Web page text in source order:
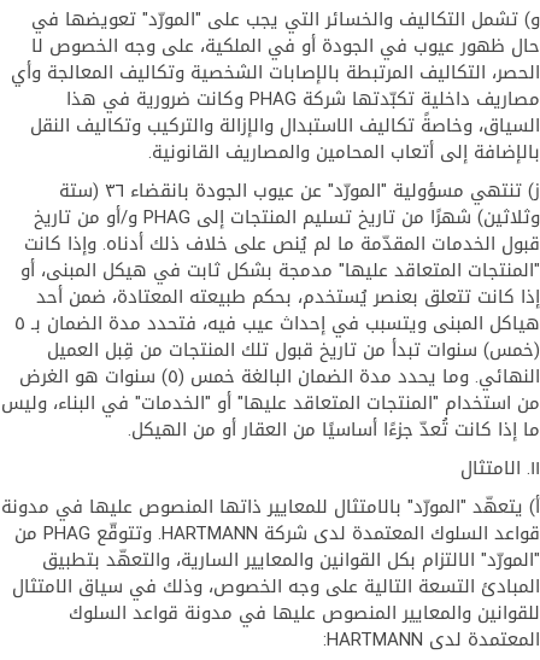
و) تشمل التكاليف والخسائر التي يجب على "المورّد" تعويضها في
حال ظهور عيوب في الجودة أو في الملكية، على وجه الخصوص لا
الحصر، التكاليف المرتبطة بالإصابات الشخصية وتكاليف المعالجة وأي
مصاريف داخلية تكبّدتها شركة PHAG وكانت ضرورية في هذا
السياق، وخاصةً تكاليف الاستبدال والإزالة والتركيب وتكاليف النقل
بالإضافة إلى أتعاب المحامين والمصاريف القانونية.
ز) تنتهي مسؤولية "المورّد" عن عيوب الجودة بانقضاء ٣٦ (ستة
وثلاثين) شهرًا من تاريخ تسليم المنتجات إلى PHAG و/أو من تاريخ
قبول الخدمات المقدّمة ما لم يُنص على خلاف ذلك أدناه. وإذا كانت
"المنتجات المتعاقد عليها" مدمجة بشكل ثابت في هيكل المبنى، أو
إذا كانت تتعلق بعنصر يُستخدم، بحكم طبيعته المعتادة، ضمن أحد
هياكل المبنى ويتسبب في إحداث عيب فيه، فتحدد مدة الضمان بـ ٥
(خمس) سنوات تبدأ من تاريخ قبول تلك المنتجات من قِبل العميل
النهائي. وما يحدد مدة الضمان البالغة خمس (٥) سنوات هو الغرض
من استخدام "المنتجات المتعاقد عليها" أو "الخدمات" في البناء، وليس
ما إذا كانت تُعدّ جزءًا أساسيًا من العقار أو من الهيكل.
١١. الامتثال
أ) يتعهّد "المورّد" بالامتثال للمعايير ذاتها المنصوص عليها في مدونة
قواعد السلوك المعتمدة لدى شركة HARTMANN. وتتوقّع PHAG من
"المورّد" الالتزام بكل القوانين والمعايير السارية، والتعهّد بتطبيق
المبادئ التسعة التالية على وجه الخصوص، وذلك في سياق الامتثال
للقوانين والمعايير المنصوص عليها في مدونة قواعد السلوك
المعتمدة لدى HARTMANN: